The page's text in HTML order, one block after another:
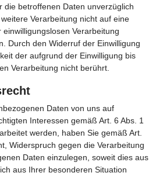
die betroffenen Daten unverzüglich
Verarbeitung nicht auf eine
Verarbeitung
Durch den Widerruf der Einwilligung
der aufgrund der Einwilligung bis
Verarbeitung nicht berührt.
Daten von uns auf
Interessen gemäß Art. 6 Abs. 1
werden, haben Sie gemäß Art.
Widerspruch gegen die Verarbeitung
Daten einzulegen, soweit dies aus
aus Ihrer besonderen Situation